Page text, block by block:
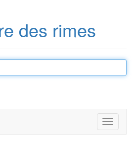
des rimes
Toggle